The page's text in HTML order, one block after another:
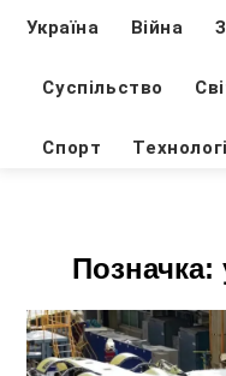
Україна Війна
Суспільство
Спорт
Позначка: